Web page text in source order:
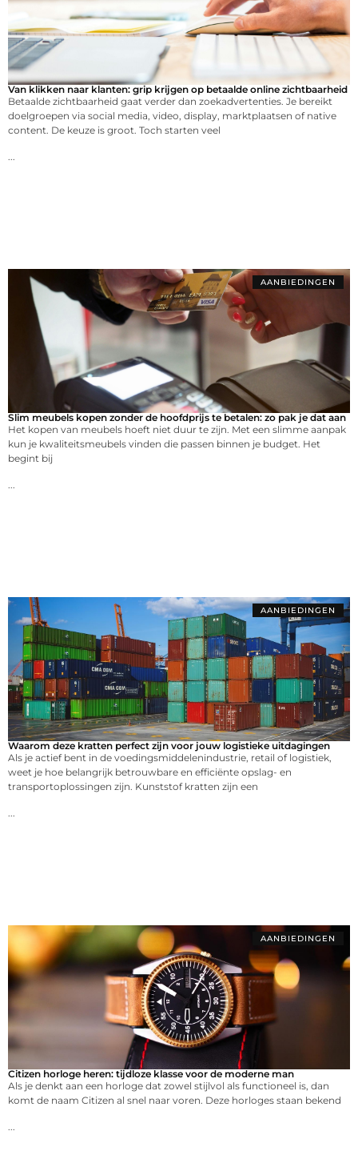
Van klikken naar klanten: grip krijgen op betaalde online zichtbaarheid
Betaalde zichtbaarheid gaat verder dan zoekadvertenties. Je bereikt
doelgroepen via social media, video, display, marktplaatsen of native
content. De keuze is groot. Toch starten veel
AANBIEDINGEN
Slim meubels kopen zonder de hoofdprijs te betalen: zo pak je dat aan
Het kopen van meubels hoeft niet duur te zijn. Met een slimme aanpak
kun je kwaliteitsmeubels vinden die passen binnen je budget. Het
begint bij
AANBIEDINGEN
Waarom deze kratten perfect zijn voor jouw logistieke uitdagingen
Als je actief bent in de voedingsmiddelenindustrie, retail of logistiek,
weet je hoe belangrijk betrouwbare en efficiënte opslag- en
transportoplossingen zijn. Kunststof kratten zijn een
AANBIEDINGEN
Citizen horloge heren: tijdloze klasse voor de moderne man
Als je denkt aan een horloge dat zowel stijlvol als functioneel is, dan
komt de naam Citizen al snel naar voren. Deze horloges staan bekend